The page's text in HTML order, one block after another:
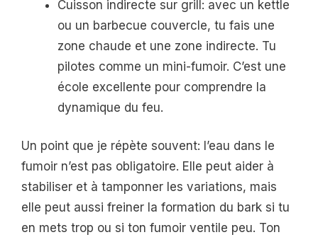
Cuisson indirecte sur grill: avec un kettle
ou un barbecue couvercle, tu fais une
zone chaude et une zone indirecte. Tu
pilotes comme un mini-fumoir. C’est une
école excellente pour comprendre la
dynamique du feu.
Un point que je répète souvent: l’eau dans le
fumoir n’est pas obligatoire. Elle peut aider à
stabiliser et à tamponner les variations, mais
elle peut aussi freiner la formation du bark si tu
en mets trop ou si ton fumoir ventile peu. Ton